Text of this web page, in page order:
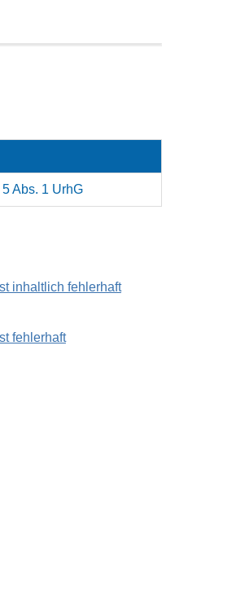
Abs. 1 UrhG
ist inhaltlich fehlerhaft
ist fehlerhaft